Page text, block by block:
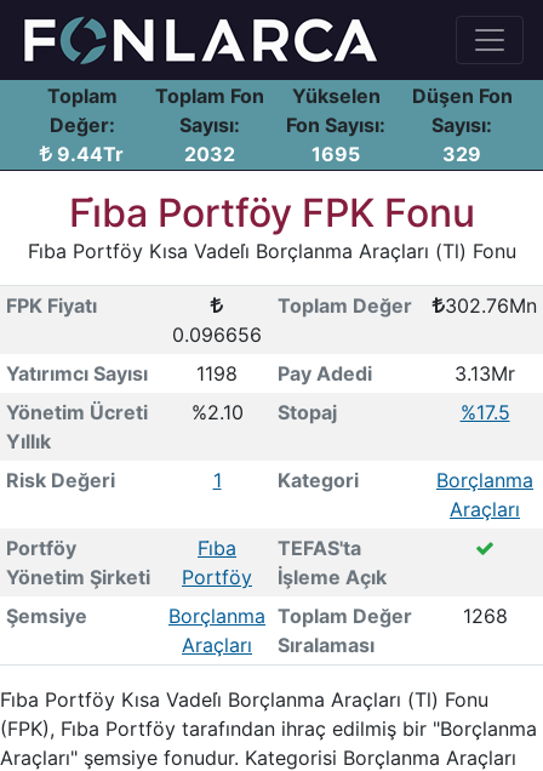
Toplam
Değer:
9.44Tr
Toplam Fon
Sayısı:
2032
Yükselen
Fon Sayısı:
1695
Düşen Fon
Sayısı:
329
Fi̇ba Portföy FPK Fonu
Fi̇ba Portföy Kısa Vadeli̇ Borçlanma Araçları (Tl) Fonu
FPK Fiyatı
0.096656
Toplam Değer 302.76Mn
Yatırımcı Sayısı 1198 Pay Adedi
3.13Mr
Yönetim Ücreti
Yıllık
%2.10 Stopaj %17.5
Risk Değeri 1 Kategori
Borçlanma
Araçları
Portföy
Yönetim Şirketi
Fi̇ba
Portföy
TEFAS'ta
İşleme Açık
Şemsiye
Borçlanma
Araçları
Toplam Değer
Sıralaması
1268
Fi̇ba Portföy Kısa Vadeli̇ Borçlanma Araçları (Tl) Fonu
(FPK), Fi̇ba Portföy tarafından ihraç edilmiş bir "Borçlanma
Araçları" şemsiye fonudur. Kategorisi Borçlanma Araçları